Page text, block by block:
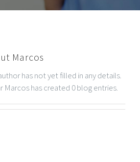
Marcos
has not yet filled in any details.
Marcos has created 0 blog entries.